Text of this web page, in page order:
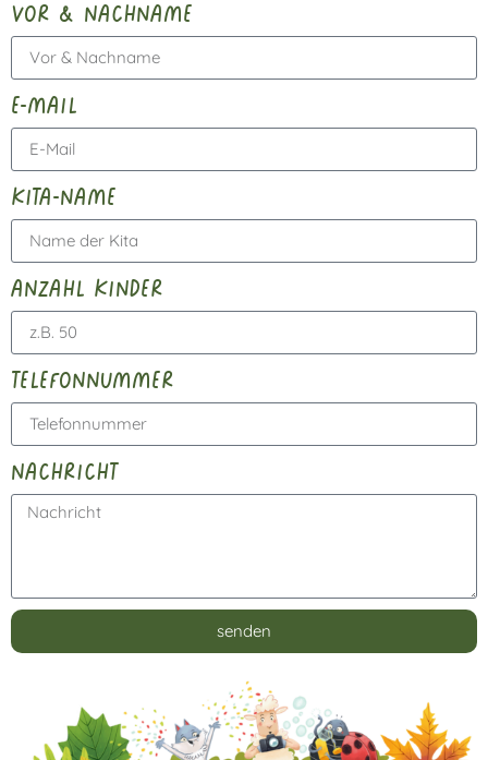
vor & nachname
e-mail
kita-name
anzahl kinder
telefonnummer
nachricht
senden